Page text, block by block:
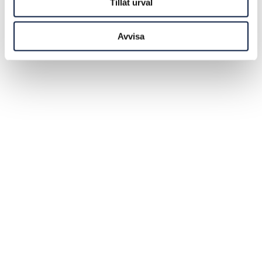
Tillåt urval
Avvisa